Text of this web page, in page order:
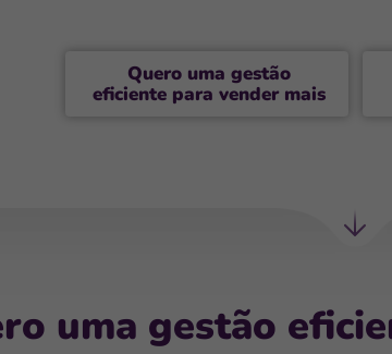
Quero uma gestão
eficiente para vender mais
uma gestão